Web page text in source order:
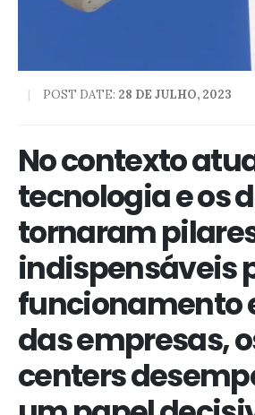
POST DATE: 28 DE JULHO, 2023
No contexto
tecnologia e os
tornaram
indispensáveis
funcionamento
das empresas,
centers